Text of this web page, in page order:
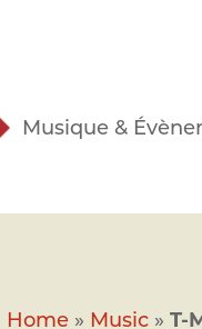
Musique &
Home » Music »T-